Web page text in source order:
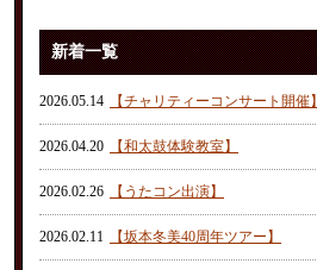
新着一覧
2026.05.14 【チャリティーコンサート開催】
2026.04.20 【和太鼓体験教室】
2026.02.26 【うたコン出演】
2026.02.11 【坂本冬美40周年ツアー】